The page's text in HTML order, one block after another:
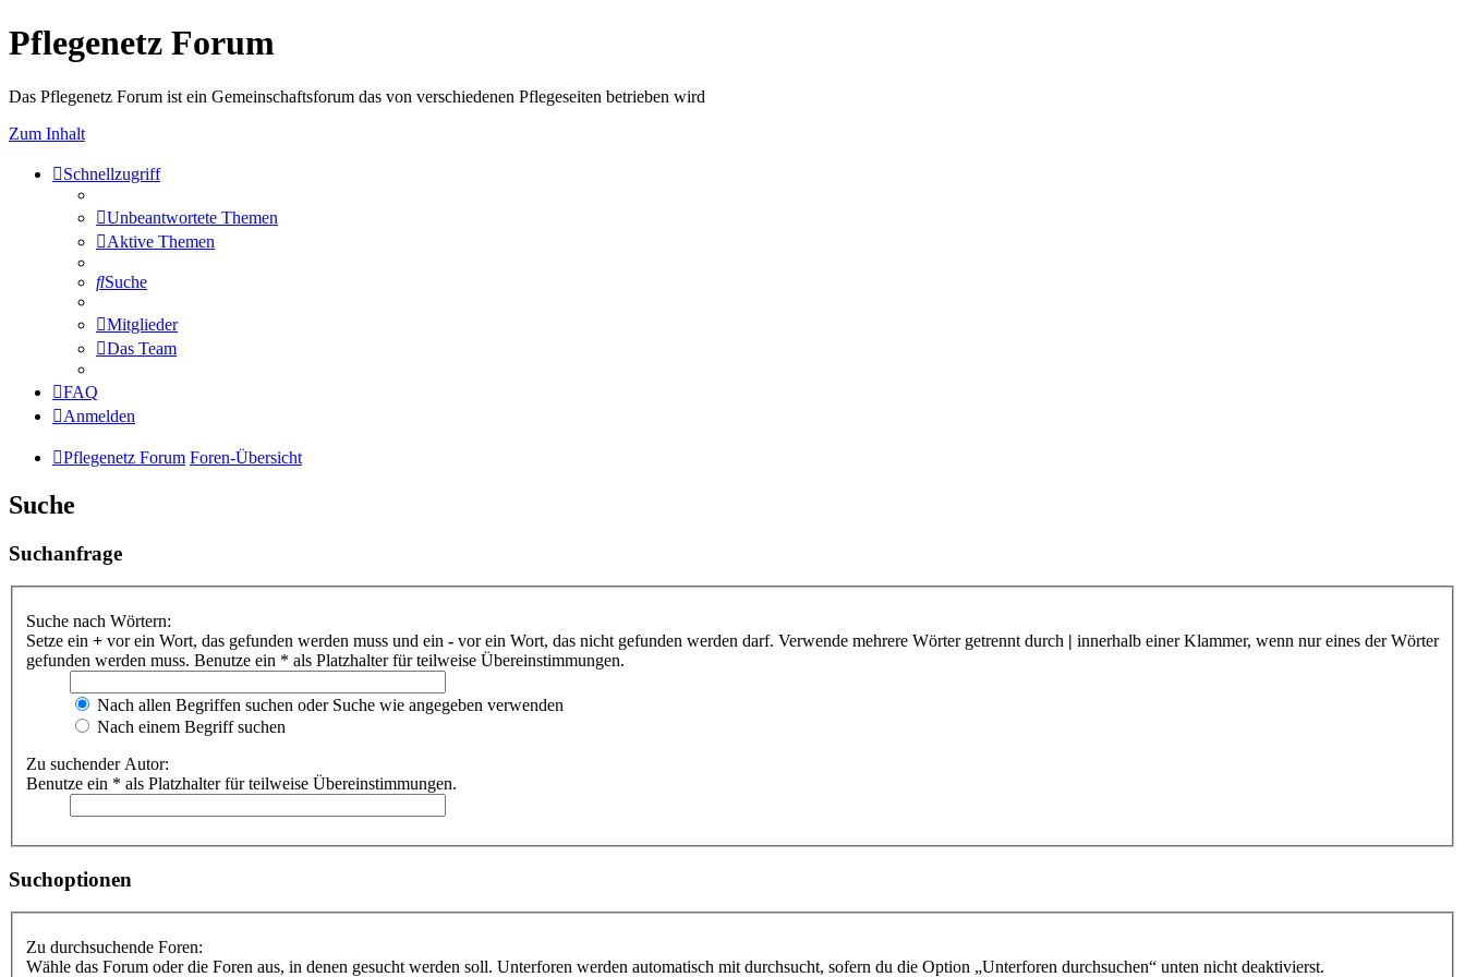
Pflegenetz Forum
Das Pflegenetz Forum ist ein Gemeinschaftsforum das von verschiedenen Pflegeseiten betrieben wird
Zum Inhalt
Schnellzugriff
Unbeantwortete Themen
Aktive Themen
Suche
Mitglieder
Das Team
FAQ
Anmelden
Pflegenetz Forum Foren-Übersicht
Suche
Suchanfrage
Suche nach Wörtern:
Setze ein + vor ein Wort, das gefunden werden muss und ein - vor ein Wort, das nicht gefunden werden darf. Verwende mehrere Wörter getrennt durch | innerhalb einer Klammer, wenn nur eines der Wörter
gefunden werden muss. Benutze ein * als Platzhalter für teilweise Übereinstimmungen.
Nach allen Begriffen suchen oder Suche wie angegeben verwenden
Nach einem Begriff suchen
Zu suchender Autor:
Benutze ein * als Platzhalter für teilweise Übereinstimmungen.
Suchoptionen
Zu durchsuchende Foren:
Wähle das Forum oder die Foren aus, in denen gesucht werden soll. Unterforen werden automatisch mit durchsucht, sofern du die Option „Unterforen durchsuchen“ unten nicht deaktivierst.